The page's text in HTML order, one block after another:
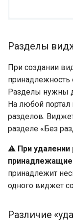
Разделы
При создании
Разделы нужны
На любой
разделов.
разделе «Без
⚠️ При
принадлежит
одного виджет
Различие